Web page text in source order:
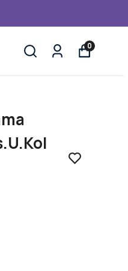
0